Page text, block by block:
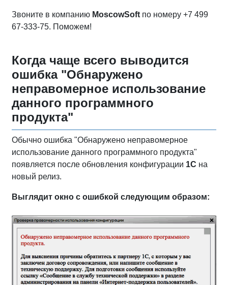
Звоните в компанию MoscowSoft по номеру +7 499
67-333-75. Поможем!
Когда чаще всего выводится
ошибка "Обнаружено
неправомерное использование
данного программного
продукта"
Обычно ошибка "Обнаружено неправомерное
использование данного программного продукта"
появляется после обновления конфигурации 1С на
новый релиз.
Выглядит окно с ошибкой следующим образом: